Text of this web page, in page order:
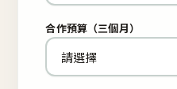
合作預算（三個月）